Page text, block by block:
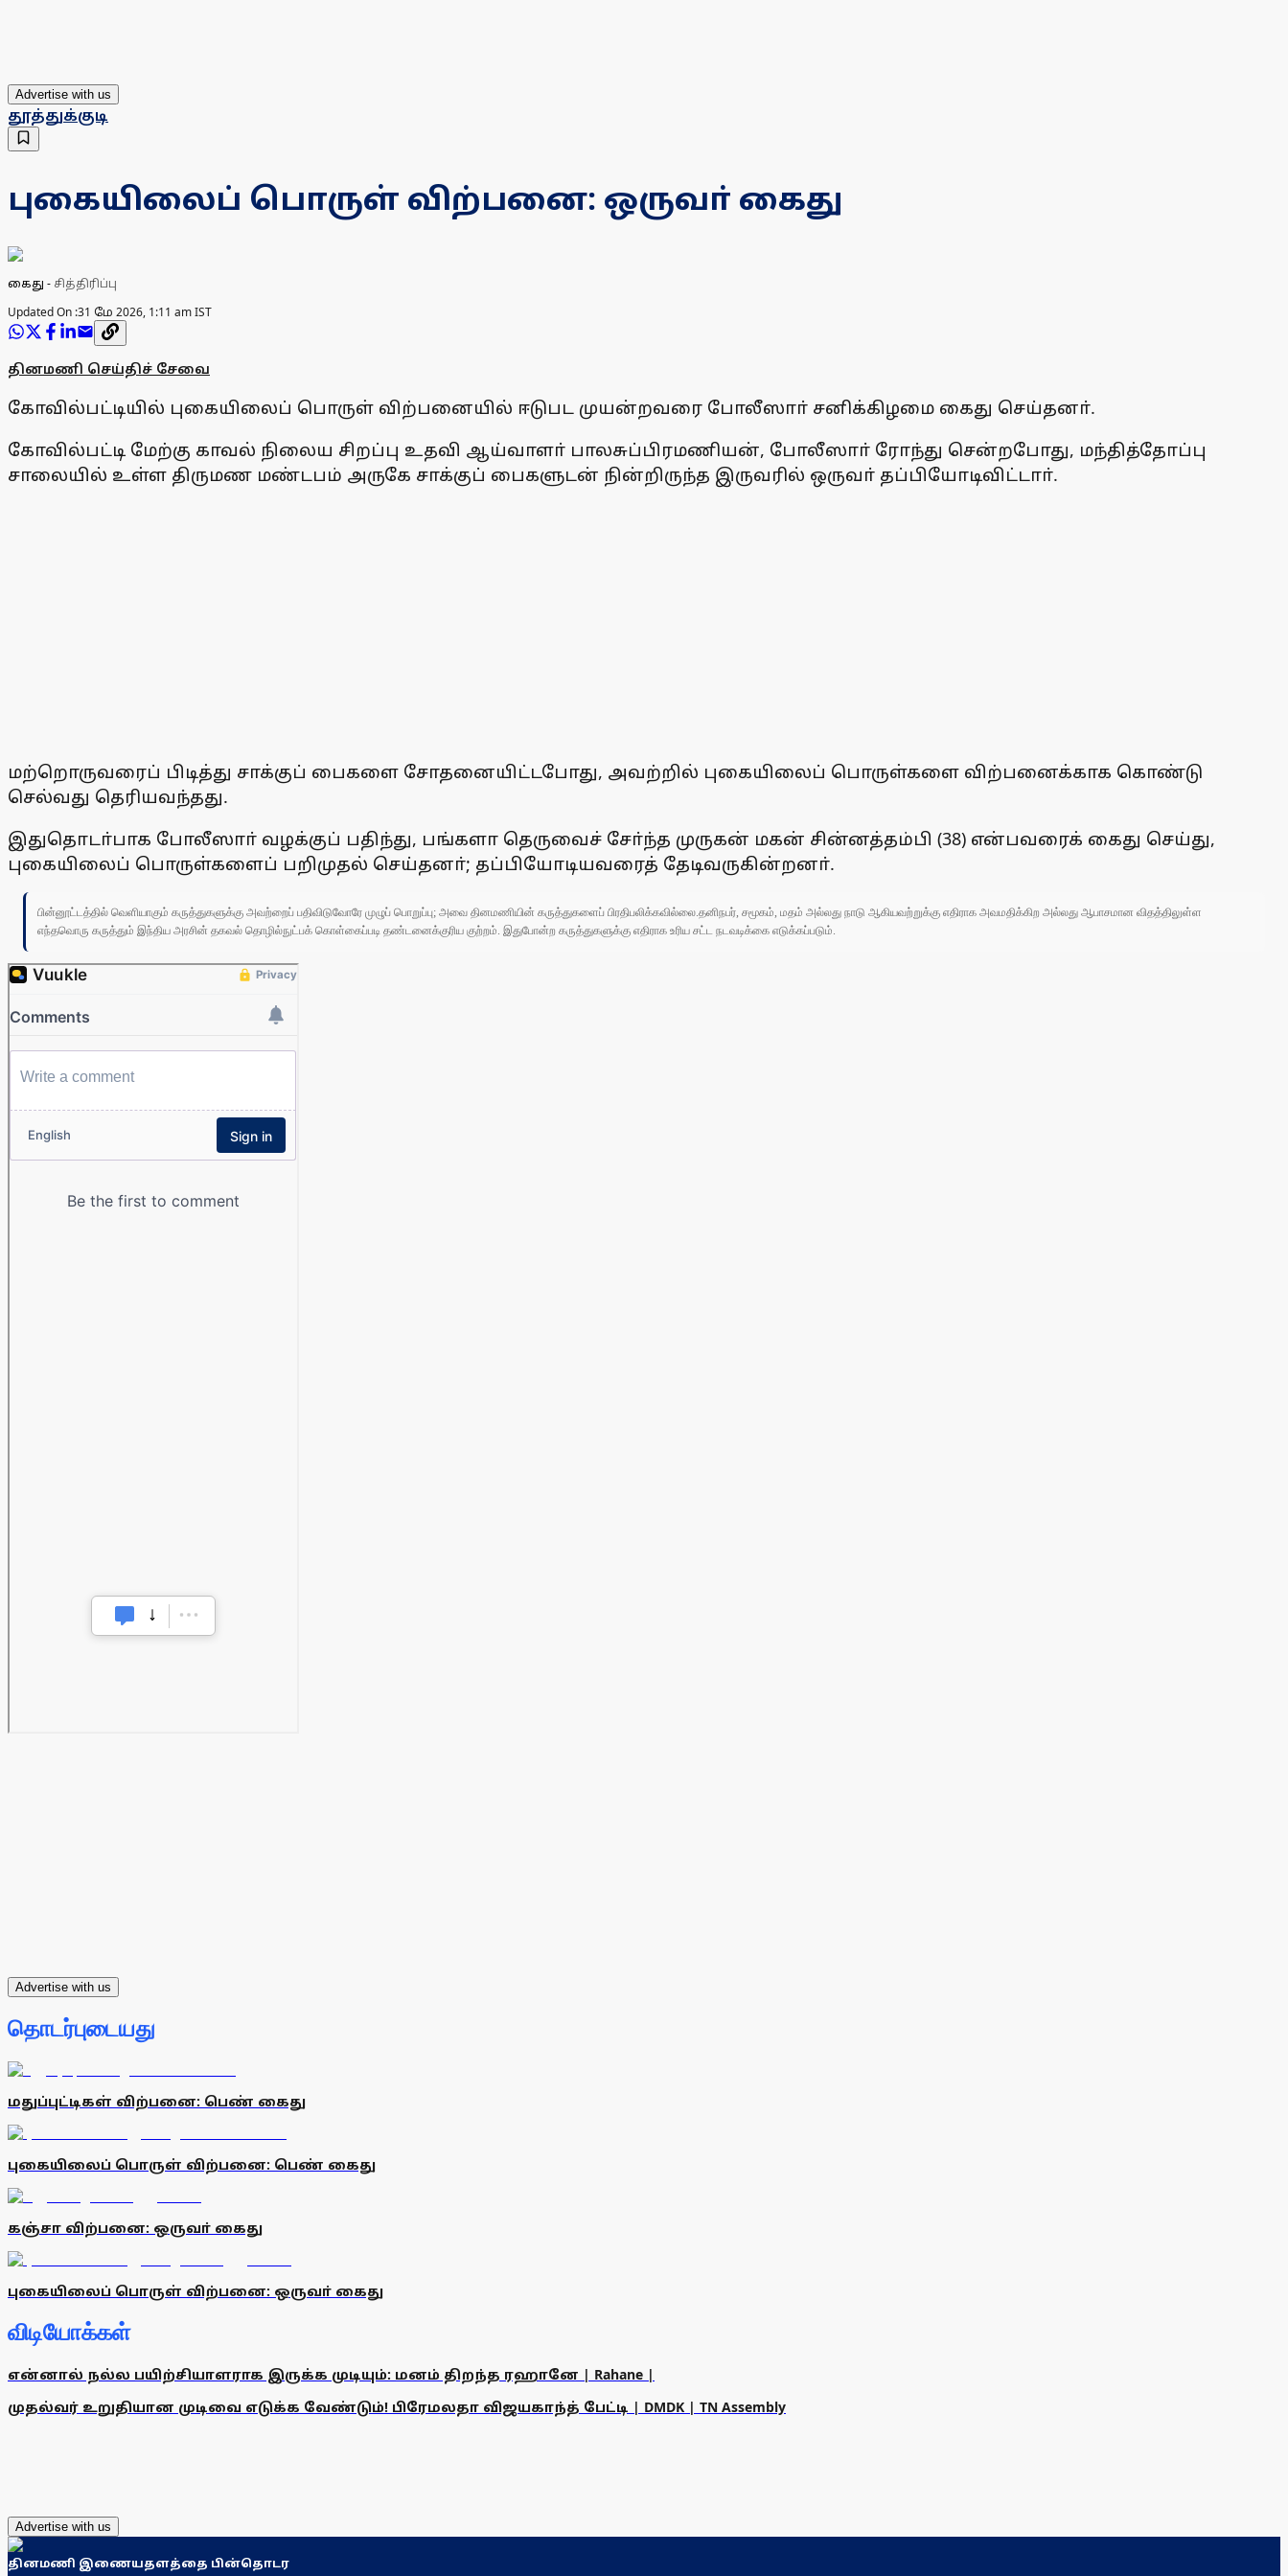
Advertise with us
தூத்துக்குடி
புகையிலைப் பொருள் விற்பனை: ஒருவா் கைது
கைது - சித்திரிப்பு
Updated On :31 மே 2026, 1:11 am IST
தினமணி செய்திச் சேவை
கோவில்பட்டியில் புகையிலைப் பொருள் விற்பனையில் ஈடுபட முயன்றவரை போலீஸாா் சனிக்கிழமை கைது செய்தனா்.
கோவில்பட்டி மேற்கு காவல் நிலைய சிறப்பு உதவி ஆய்வாளா் பாலசுப்பிரமணியன், போலீஸாா் ரோந்து சென்றபோது, மந்தித்தோப்பு
சாலையில் உள்ள திருமண மண்டபம் அருகே சாக்குப் பைகளுடன் நின்றிருந்த இருவரில் ஒருவா் தப்பியோடிவிட்டாா்.
மற்றொருவரைப் பிடித்து சாக்குப் பைகளை சோதனையிட்டபோது, அவற்றில் புகையிலைப் பொருள்களை விற்பனைக்காக கொண்டு
செல்வது தெரியவந்தது.
இதுதொடா்பாக போலீஸாா் வழக்குப் பதிந்து, பங்களா தெருவைச் சோ்ந்த முருகன் மகன் சின்னத்தம்பி (38) என்பவரைக் கைது செய்து,
புகையிலைப் பொருள்களைப் பறிமுதல் செய்தனா்; தப்பியோடியவரைத் தேடிவருகின்றனா்.
பின்னூட்டத்தில் வெளியாகும் கருத்துகளுக்கு அவற்றைப் பதிவிடுவோரே முழுப் பொறுப்பு; அவை தினமணியின் கருத்துகளைப் பிரதிபலிக்கவில்லை.தனிநபர், சமூகம், மதம் அல்லது நாடு ஆகியவற்றுக்கு எதிராக அவமதிக்கிற அல்லது ஆபாசமான விதத்திலுள்ள
எந்தவொரு கருத்தும் இந்திய அரசின் தகவல் தொழில்நுட்பக் கொள்கைப்படி தண்டனைக்குரிய குற்றம். இதுபோன்ற கருத்துகளுக்கு எதிராக உரிய சட்ட நடவடிக்கை எடுக்கப்படும்.
Advertise with us
தொடர்புடையது
மதுப்புட்டிகள் விற்பனை: பெண் கைது
புகையிலைப் பொருள் விற்பனை: பெண் கைது
கஞ்சா விற்பனை: ஒருவா் கைது
புகையிலைப் பொருள் விற்பனை: ஒருவா் கைது
விடியோக்கள்
என்னால் நல்ல பயிற்சியாளராக இருக்க முடியும்: மனம் திறந்த ரஹானே | Rahane |
முதல்வர் உறுதியான முடிவை எடுக்க வேண்டும்! பிரேமலதா விஜயகாந்த் பேட்டி | DMDK | TN Assembly
Advertise with us
தினமணி இணையதளத்தை பின்தொடர